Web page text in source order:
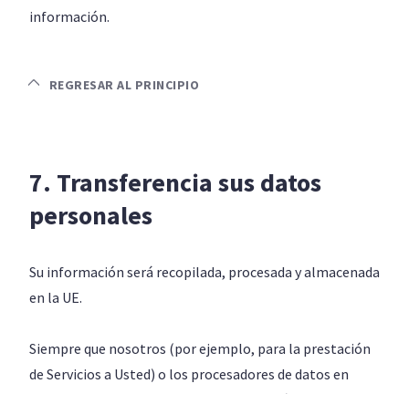
información.
REGRESAR AL PRINCIPIO
7. Transferencia sus datos
personales
Su información será recopilada, procesada y almacenada
en la UE.
Siempre que nosotros (por ejemplo, para la prestación
de Servicios a Usted) o los procesadores de datos en